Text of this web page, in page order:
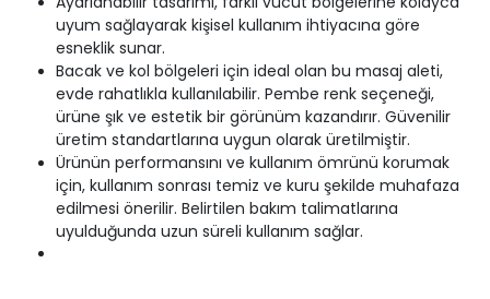
uyum sağlayarak kişisel kullanım ihtiyacına göre
esneklik sunar.
Bacak ve kol bölgeleri için ideal olan bu masaj aleti,
evde rahatlıkla kullanılabilir. Pembe renk seçeneği,
ürüne şık ve estetik bir görünüm kazandırır. Güvenilir
üretim standartlarına uygun olarak üretilmiştir.
Ürünün performansını ve kullanım ömrünü korumak
için, kullanım sonrası temiz ve kuru şekilde muhafaza
edilmesi önerilir. Belirtilen bakım talimatlarına
uyulduğunda uzun süreli kullanım sağlar.